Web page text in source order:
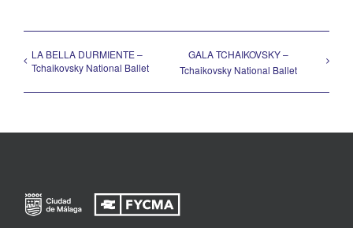
LA BELLA DURMIENTE –
Tchaikovsky National Ballet
GALA TCHAIKOVSKY –
Tchaikovsky National Ballet